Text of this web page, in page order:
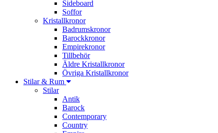
Sideboard
Soffor
Kristallkronor
Badrumskronor
Barockkronor
Empirekronor
Tillbehör
Äldre Kristallkronor
Övriga Kristallkronor
Stilar & Rum
Stilar
Antik
Barock
Contemporary
Country